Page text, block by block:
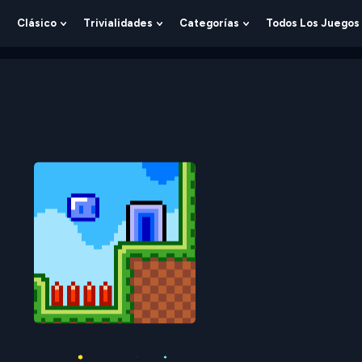
Show
Clásico
Show
Trivialidades
Show
Categorías
Show
Todos Los Juegos